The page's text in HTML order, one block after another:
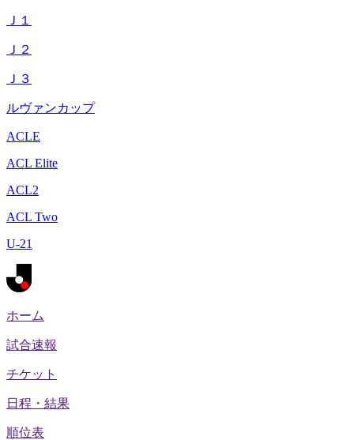
Ｊ１
Ｊ２
Ｊ３
ルヴァンカップ
ACLE
ACL Elite
ACL2
ACL Two
U-21
ホーム
試合速報
チケット
日程・結果
順位表